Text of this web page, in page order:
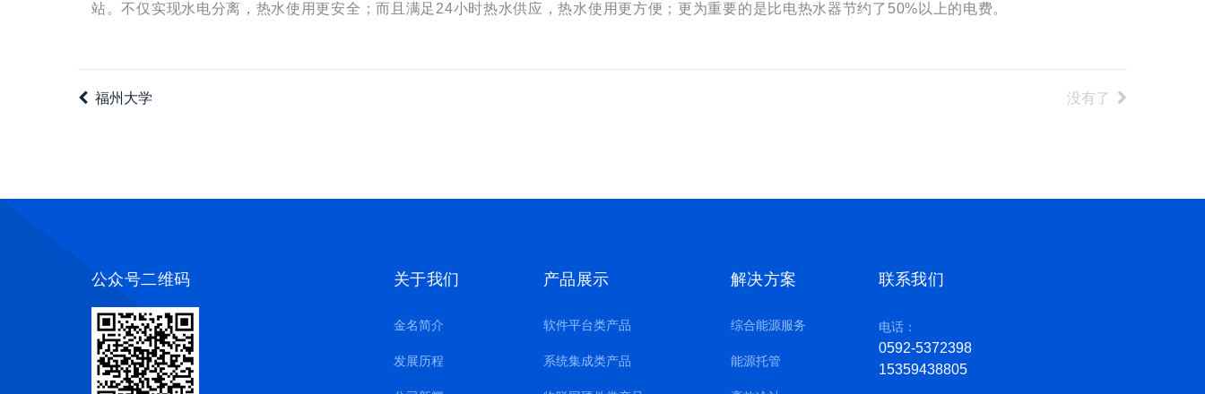
站。不仅实现水电分离，热水使用更安全；而且满足24小时热水供应，热水使用更方便；更为重要的是比电热水器节约了50%以上的电费。
福州大学 没有了
公众号二维码 关于我们
金名简介
发展历程
产品展示
软件平台类产品
系统集成类产品
解决方案
综合能源服务
能源托管
联系我们
电话：
0592-5372398
15359438805